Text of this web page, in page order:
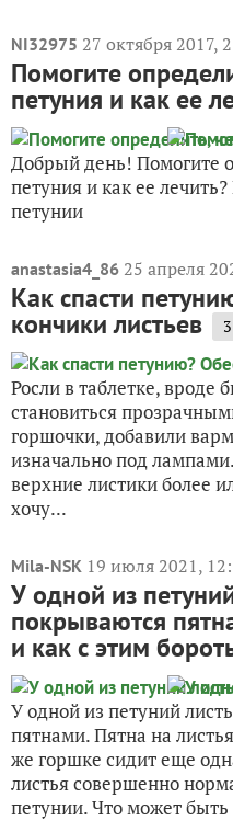
NI32975 27 октября 2017,
Помогите
петуния и как ее
Добрый день! Помогите
петуния и как ее
петунии
anastasia4_86 25 апреля
Как спасти
кончики листьев 3
Росли в таблетке, вроде
становиться
горшочки, добавили
изначально под
верхние листики более
хочу...
Mila-NSK 19 июля 2021,
У одной из
покрываются
и как с этим
У одной из петуний
пятнами. Пятна на
же горшке сидит еще
листья совершенно
петунии. Что может быть